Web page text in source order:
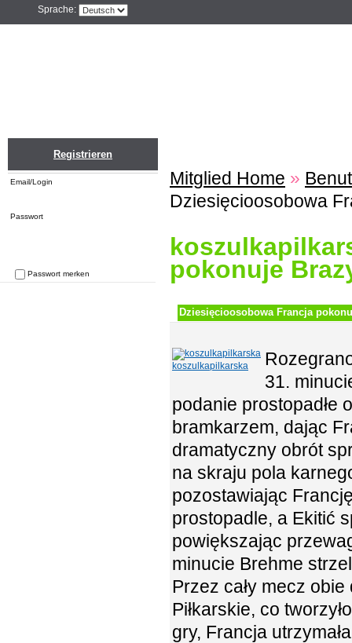
Sprache:
Registrieren
Email/Login
Passwort
Passwort merken
Mitglied Home »
Dziesięcioosobowa
pokonuje
Dziesięcioosobowa Francja
koszulkapilkarska
31.
podanie prostopadłe
bramkarzem, dając
dramatyczny obrót
na skraju pola
pozostawiając
prostopadle, a Ekitić
powiększając
minucie Brehme
Przez cały mecz
Piłkarskie, co
gry, Francja